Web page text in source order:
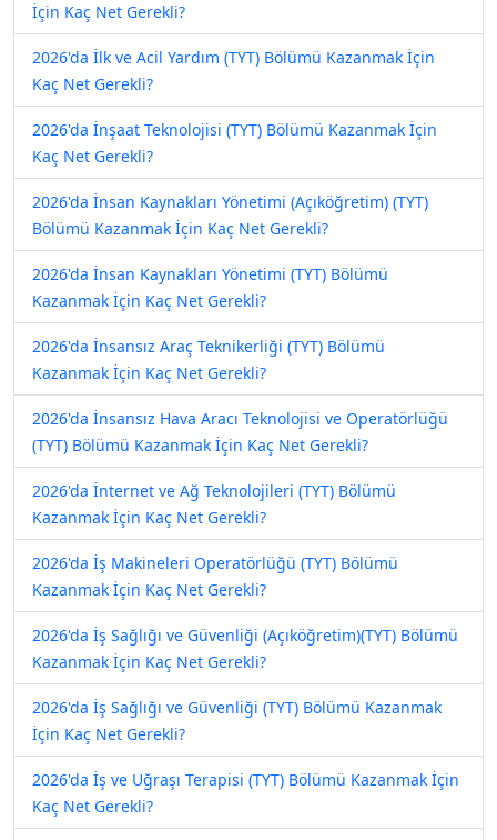
İçin Kaç Net Gerekli?
2026'da İlk ve Acil Yardım (TYT) Bölümü Kazanmak İçin
Kaç Net Gerekli?
2026'da İnşaat Teknolojisi (TYT) Bölümü Kazanmak İçin
Kaç Net Gerekli?
2026'da İnsan Kaynakları Yönetimi (Açıköğretim) (TYT)
Bölümü Kazanmak İçin Kaç Net Gerekli?
2026'da İnsan Kaynakları Yönetimi (TYT) Bölümü
Kazanmak İçin Kaç Net Gerekli?
2026'da İnsansız Araç Teknikerliği (TYT) Bölümü
Kazanmak İçin Kaç Net Gerekli?
2026'da İnsansız Hava Aracı Teknolojisi ve Operatörlüğü
(TYT) Bölümü Kazanmak İçin Kaç Net Gerekli?
2026'da İnternet ve Ağ Teknolojileri (TYT) Bölümü
Kazanmak İçin Kaç Net Gerekli?
2026'da İş Makineleri Operatörlüğü (TYT) Bölümü
Kazanmak İçin Kaç Net Gerekli?
2026'da İş Sağlığı ve Güvenliği (Açıköğretim)(TYT) Bölümü
Kazanmak İçin Kaç Net Gerekli?
2026'da İş Sağlığı ve Güvenliği (TYT) Bölümü Kazanmak
İçin Kaç Net Gerekli?
2026'da İş ve Uğraşı Terapisi (TYT) Bölümü Kazanmak İçin
Kaç Net Gerekli?